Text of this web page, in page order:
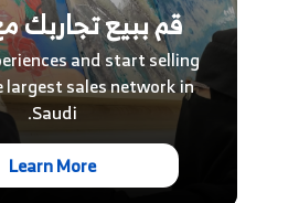
قم ببيع تجاربك
and start selling
sales network in
Saudi.
Learn More